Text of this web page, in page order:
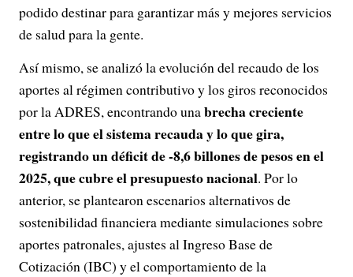
podido destinar para garantizar más y mejores servicios
de salud para la gente.
Así mismo, se analizó la evolución del recaudo de los
aportes al régimen contributivo y los giros reconocidos
por la ADRES, encontrando unabrecha creciente
entre lo que el sistema recauda y lo que gira,
registrando un déficit de -8,6 billones de pesos en el
2025, que cubre el presupuesto nacional. Por lo
anterior, se plantearon escenarios alternativos de
sostenibilidad financiera mediante simulaciones sobre
aportes patronales, ajustes al Ingreso Base de
Cotización (IBC) y el comportamiento de la